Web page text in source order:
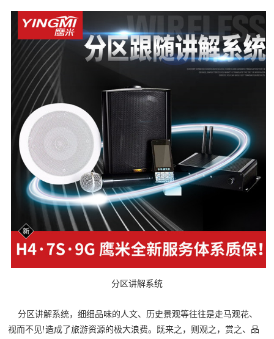
分区讲解系统
分区讲解系统，细细品味的人文、历史景观等往往是走马观花、
视而不见!造成了旅游资源的极大浪费。既来之，则观之，赏之、品